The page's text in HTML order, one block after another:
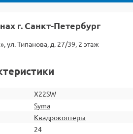
г. Санкт-Петербург
ул. Типанова, д. 27/39, 2 этаж
X22SW
Syma
Квадрокоптеры
24